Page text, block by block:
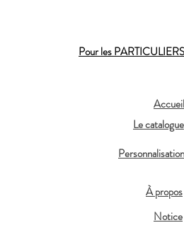
Pour les PARTICULIERS
Accueil
Le catalogue
Personnalisation
À propos
Notice